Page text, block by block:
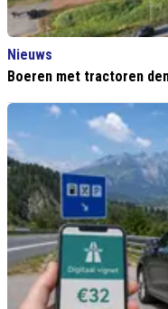
Nieuws
Boeren met tractoren